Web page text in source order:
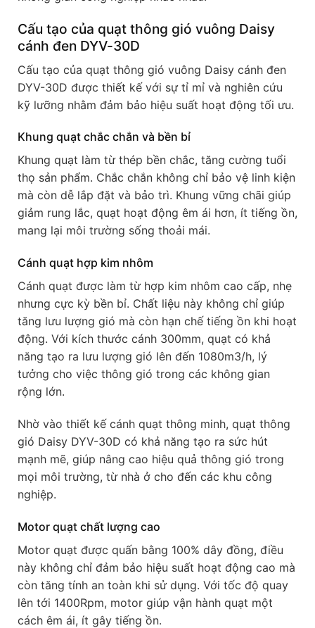
Cấu tạo của quạt thông gió vuông Daisy
cánh đen DYV-30D
Cấu tạo của quạt thông gió vuông Daisy cánh đen
DYV-30D được thiết kế với sự tỉ mỉ và nghiên cứu
kỹ lưỡng nhằm đảm bảo hiệu suất hoạt động tối ưu.
Khung quạt chắc chắn và bền bỉ
Khung quạt làm từ thép bền chắc, tăng cường tuổi
thọ sản phẩm. Chắc chắn không chỉ bảo vệ linh kiện
mà còn dễ lắp đặt và bảo trì. Khung vững chãi giúp
giảm rung lắc, quạt hoạt động êm ái hơn, ít tiếng ồn,
mang lại môi trường sống thoải mái.
Cánh quạt hợp kim nhôm
Cánh quạt được làm từ hợp kim nhôm cao cấp, nhẹ
nhưng cực kỳ bền bỉ. Chất liệu này không chỉ giúp
tăng lưu lượng gió mà còn hạn chế tiếng ồn khi hoạt
động. Với kích thước cánh 300mm, quạt có khả
năng tạo ra lưu lượng gió lên đến 1080m3/h, lý
tưởng cho việc thông gió trong các không gian
rộng lớn.
Nhờ vào thiết kế cánh quạt thông minh, quạt thông
gió Daisy DYV-30D có khả năng tạo ra sức hút
mạnh mẽ, giúp nâng cao hiệu quả thông gió trong
mọi môi trường, từ nhà ở cho đến các khu công
nghiệp.
Motor quạt chất lượng cao
Motor quạt được quấn bằng 100% dây đồng, điều
này không chỉ đảm bảo hiệu suất hoạt động cao mà
còn tăng tính an toàn khi sử dụng. Với tốc độ quay
lên tới 1400Rpm, motor giúp vận hành quạt một
cách êm ái, ít gây tiếng ồn.